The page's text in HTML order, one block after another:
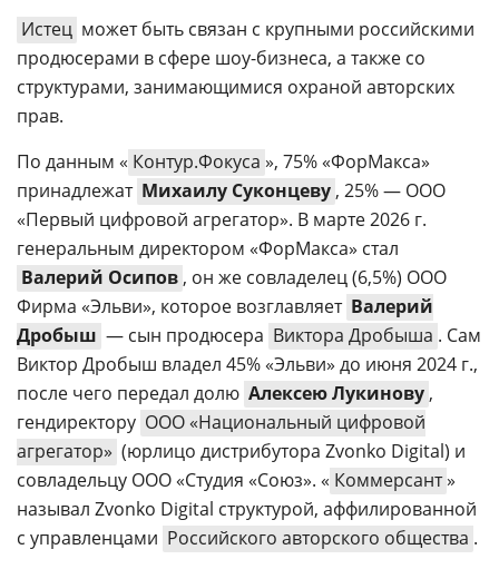
Истец может быть связан с крупными российскими
продюсерами в сфере шоу-бизнеса, а также со
структурами, занимающимися охраной авторских
прав.
По данным « Контур.Фокуса », 75% «ФорМакса»
принадлежат Михаилу Суконцеву , 25% — ООО
«Первый цифровой агрегатор». В марте 2026 г.
генеральным директором «ФорМакса» стал
Валерий Осипов , он же совладелец (6,5%) ООО
Фирма «Эльви», которое возглавляет Валерий
Дробыш — сын продюсера Виктора Дробыша . Сам
Виктор Дробыш владел 45% «Эльви» до июня 2024 г.,
после чего передал долю Алексею Лукинову ,
гендиректору ООО «Национальный цифровой
агрегатор» (юрлицо дистрибутора Zvonko Digital) и
совладельцу ООО «Студия «Союз». « Коммерсант»
называл Zvonko Digital структурой, аффилированной
с управленцами Российского авторского общества .